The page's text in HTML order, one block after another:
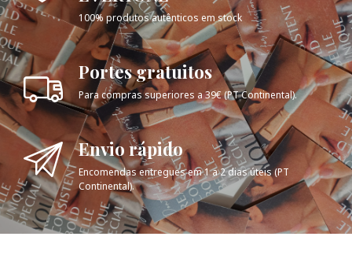
100% produtos autênticos em stock
Portes gratuitos
Para compras superiores a 39€ (PT Continental).
Envio rápido
Encomendas entregues em 1 a 2 dias úteis (PT
Continental).